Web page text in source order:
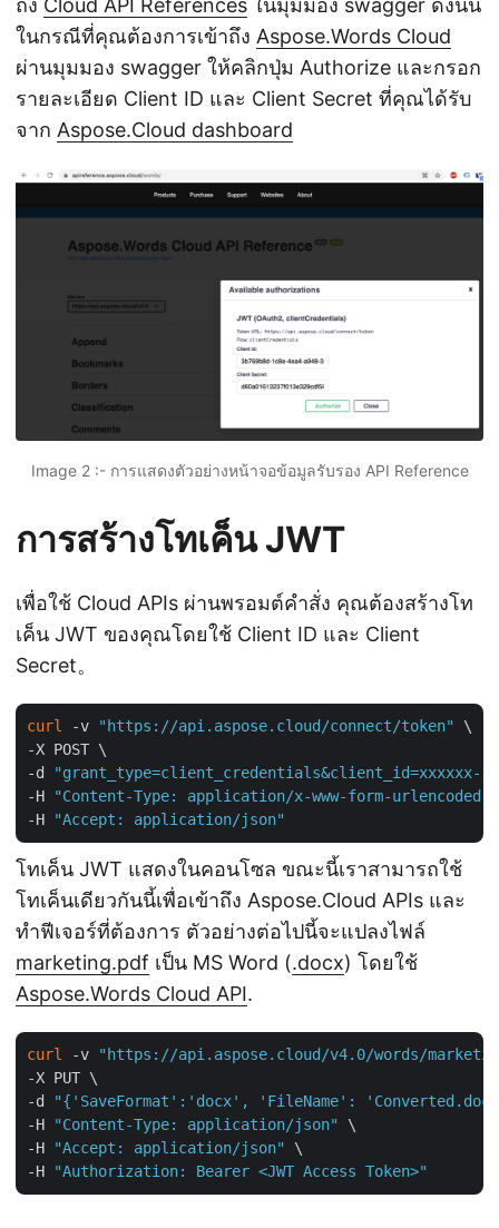
ถึง Cloud API References ในมุมมอง swagger ดังนั้น
ในกรณีที่คุณต้องการเข้าถึง Aspose.Words Cloud
ผ่านมุมมอง swagger ให้คลิกปุ่ม Authorize และกรอก
รายละเอียด Client ID และ Client Secret ที่คุณได้รับ
จาก Aspose.Cloud dashboard
Image 2 :- การแสดงตัวอย่างหน้าจอข้อมูลรับรอง API Reference
การสร้างโทเค็น JWT
เพื่อใช้ Cloud APIs ผ่านพรอมต์คำสั่ง คุณต้องสร้างโท
เค็น JWT ของคุณโดยใช้ Client ID และ Client
Secret。
curl -v "https://api.aspose.cloud/connect/token"
\
-X POST \
-d
"grant_type=client_credentials&client_id=xxxxxx-
-H
"Content-Type: application/x-www-form-urlencoded"
-H
"Accept: application/json"
โทเค็น JWT แสดงในคอนโซล ขณะนี้เราสามารถใช้
โทเค็นเดียวกันนี้เพื่อเข้าถึง Aspose.Cloud APIs และ
ทำฟีเจอร์ที่ต้องการ ตัวอย่างต่อไปนี้จะแปลงไฟล์
marketing.pdf เป็น MS Word (.docx) โดยใช้
Aspose.Words Cloud API.
curl -v
"https://api.aspose.cloud/v4.0/words/
-X PUT \
-d
"{'SaveFormat':'docx', 'FileName':
-H
"Content-Type: application/json"
\
-H
"Accept: application/json"
\
-H
"Authorization: Bearer <JWT Access Token>"